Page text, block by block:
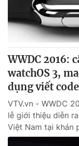
Sản phẩm
Thị trường
Lịch phát sóng
Chuyên mục khác
Emagazine
Photo
Video
WWDC 2016:
watchOS 3,
dụng viết
VTV.vn - WWDC
lễ giới thiệu diễn
Việt Nam tại khán